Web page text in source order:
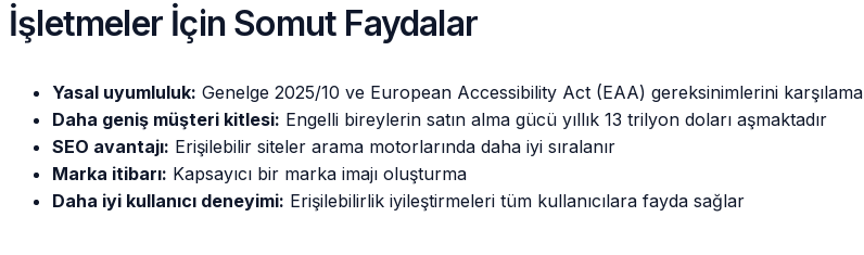
İşletmeler İçin Somut Faydalar
Yasal uyumluluk: Genelge 2025/10 ve European Accessibility Act (EAA) gereksinimlerini karşılama
Daha geniş müşteri kitlesi: Engelli bireylerin satın alma gücü yıllık 13 trilyon doları aşmaktadır
SEO avantajı: Erişilebilir siteler arama motorlarında daha iyi sıralanır
Marka itibarı: Kapsayıcı bir marka imajı oluşturma
Daha iyi kullanıcı deneyimi: Erişilebilirlik iyileştirmeleri tüm kullanıcılara fayda sağlar